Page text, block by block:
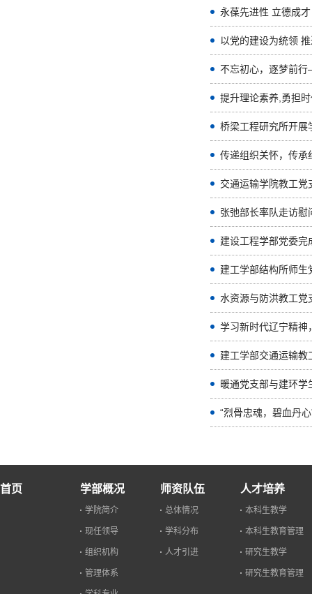
不忘初心，逐梦前
提升理论素养,勇担
桥梁工程研究所开展
传递组织关怀，传
交通运输学院教工
张弛部长率队走访慰
建设工程学部党委完
水资源与防洪教工党
学习新时代辽宁精
建工学部交通运输教
暖通党支部与建环
“烈骨忠魂，碧血丹
首页 学部概况
学院简介
现任领导
组织机构
管理体系
师资队伍
总体情况
学科分布
人才引进
人才培养
本科生教学
本科生教育管理
研究生教学
研究生教育管理